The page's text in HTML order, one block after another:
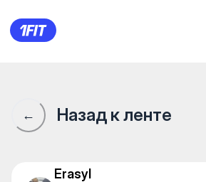
10 апта. Әр
← Назад к ленте
Erasyl